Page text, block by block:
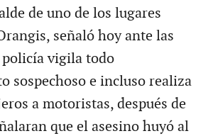
de uno de los lugares
señaló hoy ante las
policía vigila todo
sospechoso e incluso realiza
a motoristas, después de
que el asesino huyó al